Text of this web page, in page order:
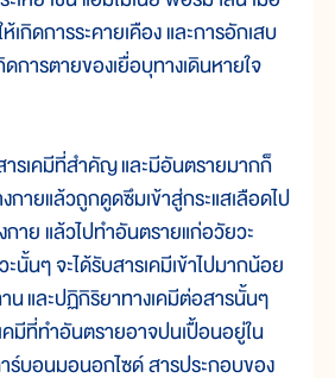
ห้เกิดการระคายเคือง และการอักเสบ
ดการตายของเยื่อบุทางเดินหายใจ
รเคมีที่สำคัญและมีอันตรายมากก็
กายแล้วถูกดูดซึมเข้าสู่กระแสเลือดไป
กาย แล้วไปทำอันตรายแก่อวัยวะ
นั้นๆ จะได้รับสารเคมีเข้าไปมากน้อย
นและปฏิกิริยาทางเคมีต่อสารนั้นๆ
เคมีที่ทำอันตรายอาจปนเปื้อนอยู่ใน
าร์บอนมอนอกไซด์ สารประกอบของ